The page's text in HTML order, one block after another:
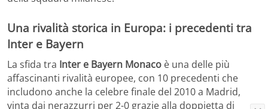
Una rivalità storica in Europa: i precedenti tra
Inter e Bayern
La sfida tra Inter e Bayern Monaco è una delle più
affascinanti rivalità europee, con 10 precedenti che
includono anche la celebre finale del 2010 a Madrid,
vinta dai nerazzurri per 2-0 grazie alla doppietta di